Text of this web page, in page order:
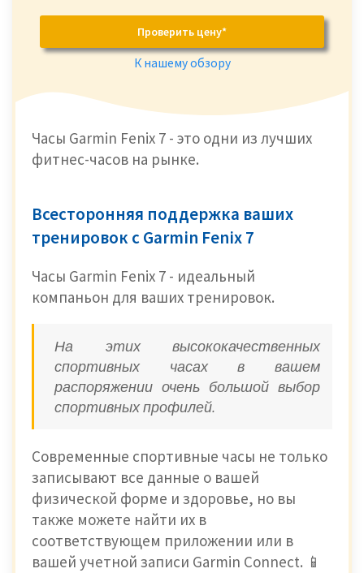
Проверить цену*
К нашему обзору
Часы Garmin Fenix 7 - это одни из лучших
фитнес-часов на рынке.
Всесторонняя поддержка ваших
тренировок с Garmin Fenix 7
Часы Garmin Fenix 7 - идеальный
компаньон для ваших тренировок.
На этих высококачественных
спортивных часах в вашем
распоряжении очень большой выбор
спортивных профилей.
Современные спортивные часы не только
записывают все данные о вашей
физической форме и здоровье, но вы
также можете найти их в
соответствующем приложении или в
вашей учетной записи Garmin Connect. 📱